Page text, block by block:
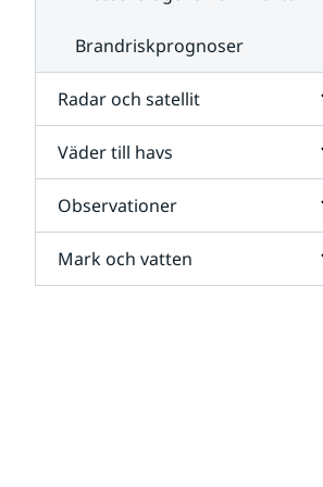
Brandriskprognoser
Radar och satellit
Väder till havs
Observationer
Mark och vatten